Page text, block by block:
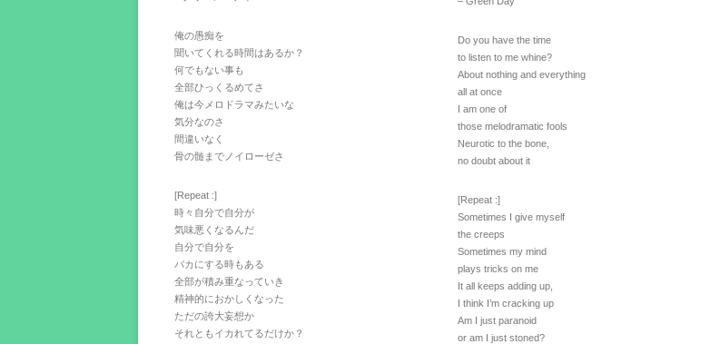
俺の愚痴を
聞いてくれる時間はあるか？
何でもない事も
全部ひっくるめてさ
俺は今メロドラマみたいな
気分なのさ
間違いなく
骨の髄までノイローゼさ
[Repeat :]
時々自分で自分が
気味悪くなるんだ
自分で自分を
バカにする時もある
全部が積み重なっていき
精神的におかしくなった
ただの誇大妄想か
それともイカれてるだけか？
Do you have the time
to listen to me whine?
About nothing and everything
all at once
I am one of
those melodramatic fools
Neurotic to the bone,
no doubt about it
[Repeat :]
Sometimes I give myself
the creeps
Sometimes my mind
plays tricks on me
It all keeps adding up,
I think I’m cracking up
Am I just paranoid
or am I just stoned?